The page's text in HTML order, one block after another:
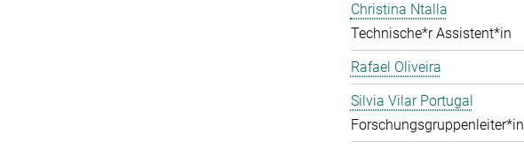
Christina Ntalla
Technische*r Assistent*in
Rafael Oliveira
Silvia Vilar Portugal
Forschungsgruppenleiter*in